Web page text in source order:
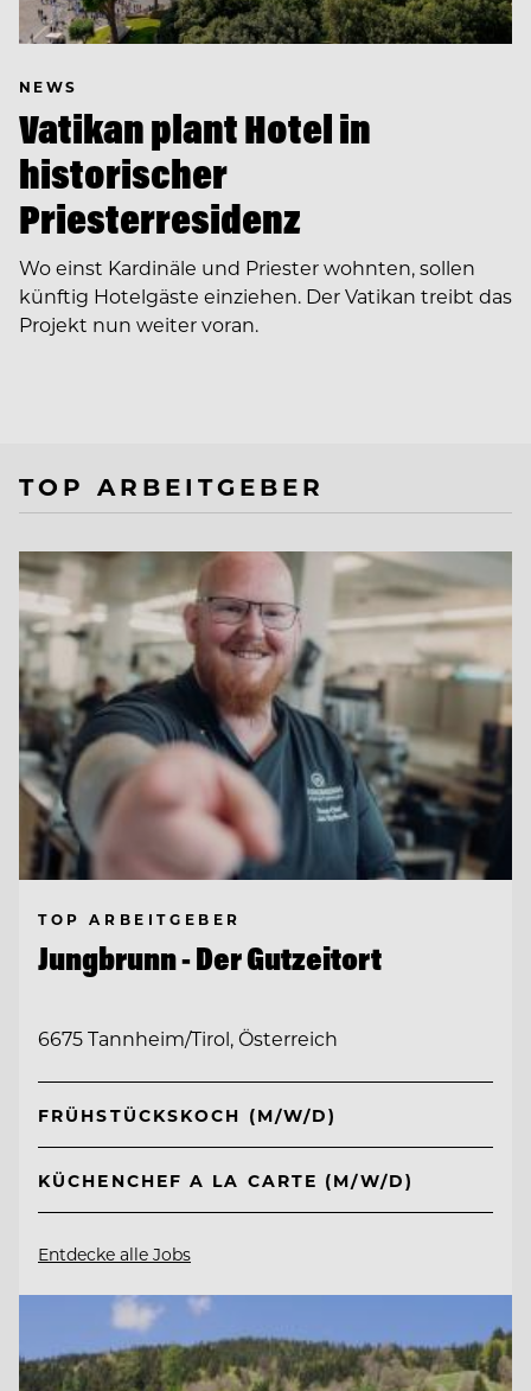
NEWS
Vatikan plant Hotel in
historischer
Priesterresidenz
Wo einst Kardinäle und Priester wohnten, sollen
künftig Hotelgäste einziehen. Der Vatikan treibt das
Projekt nun weiter voran.
TOP ARBEITGEBER
TOP ARBEITGEBER
Jungbrunn - Der Gutzeitort
6675 Tannheim/Tirol, Österreich
FRÜHSTÜCKSKOCH (M/W/D)
KÜCHENCHEF A LA CARTE (M/W/D)
Entdecke alle Jobs